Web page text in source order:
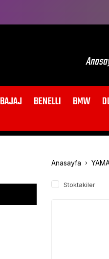
BAJAJ BENELLI BMW
Anasayfa
Stoktakiler